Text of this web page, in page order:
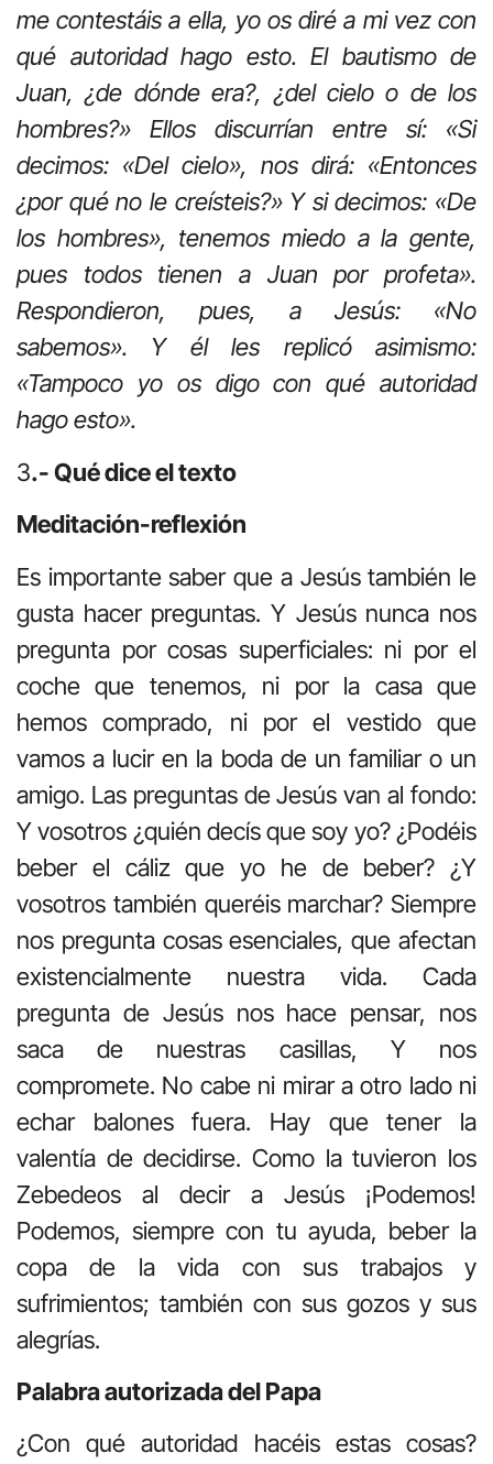
me contestáis a ella, yo os diré a mi vez con
qué autoridad hago esto. El bautismo de
Juan, ¿de dónde era?, ¿del cielo o de los
hombres?» Ellos discurrían entre sí: «Si
decimos: «Del cielo», nos dirá: «Entonces
¿por qué no le creísteis?» Y si decimos: «De
los hombres», tenemos miedo a la gente,
pues todos tienen a Juan por profeta».
Respondieron, pues, a Jesús: «No
sabemos». Y él les replicó asimismo:
«Tampoco yo os digo con qué autoridad
hago esto».
3.- Qué dice el texto
Meditación-reflexión
Es importante saber que a Jesús también le
gusta hacer preguntas. Y Jesús nunca nos
pregunta por cosas superficiales: ni por el
coche que tenemos, ni por la casa que
hemos comprado, ni por el vestido que
vamos a lucir en la boda de un familiar o un
amigo. Las preguntas de Jesús van al fondo:
Y vosotros ¿quién decís que soy yo? ¿Podéis
beber el cáliz que yo he de beber? ¿Y
vosotros también queréis marchar? Siempre
nos pregunta cosas esenciales, que afectan
existencialmente nuestra vida. Cada
pregunta de Jesús nos hace pensar, nos
saca de nuestras casillas, Y nos
compromete. No cabe ni mirar a otro lado ni
echar balones fuera. Hay que tener la
valentía de decidirse. Como la tuvieron los
Zebedeos al decir a Jesús ¡Podemos!
Podemos, siempre con tu ayuda, beber la
copa de la vida con sus trabajos y
sufrimientos; también con sus gozos y sus
alegrías.
Palabra autorizada del Papa
¿Con qué autoridad hacéis estas cosas?